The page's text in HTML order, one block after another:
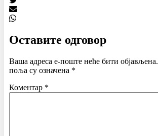
Оставите одговор
Ваша адреса е-поште неће бити објављена.
поља су означена *
Коментар *